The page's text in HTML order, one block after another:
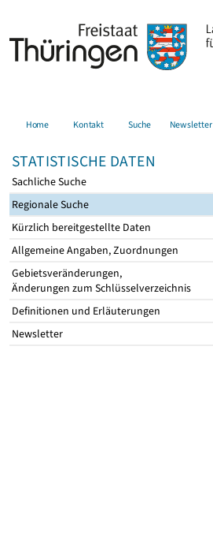
Home Kontakt Suche Newsletter
STATISTISCHE DATEN
Sachliche Suche
Regionale Suche
Kürzlich bereitgestellte Daten
Allgemeine Angaben, Zuordnungen
Gebietsveränderungen,
Änderungen zum Schlüsselverzeichnis
Definitionen und Erläuterungen
Newsletter